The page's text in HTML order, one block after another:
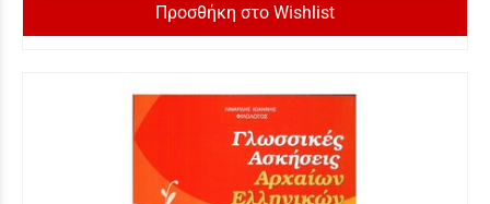
Προσθήκη στο Wishlist